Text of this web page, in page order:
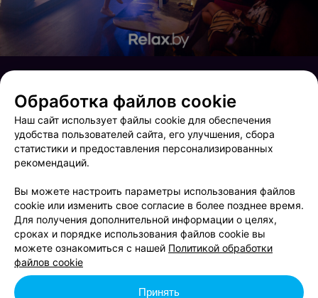
Brooklyn Live! Выходные в GLASS BAR
Обработка файлов cookie
Наш сайт использует файлы cookie для обеспечения
удобства пользователей сайта, его улучшения, сбора
статистики и предоставления персонализированных
рекомендаций.
Вы можете настроить параметры использования файлов
cookie или изменить свое согласие в более позднее время.
Для получения дополнительной информации о целях,
сроках и порядке использования файлов cookie вы
можете ознакомиться с нашей Политикой обработки
файлов cookie
Принять